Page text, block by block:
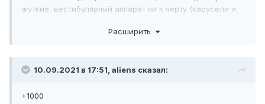
жуткие, вестибулярный аппарат ни к черту (карусели и
неврологов метаболичкой курсами весной и осенью,
невриты и пр. неприятные вещи, которые так просто, как
длительно. Это я весьма примитивным языком дилетанта
Расширить
10.09.2021 в 17:51, aliens сказал:
+1000